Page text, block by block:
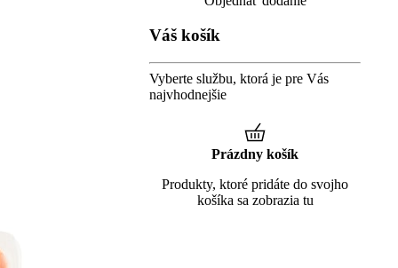
Váš košík
Vyberte službu, ktorá je pre Vás
najvhodnejšie
Prázdny košík
Produkty, ktoré pridáte do svojho
košíka sa zobrazia tu